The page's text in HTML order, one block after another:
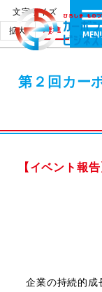
文字サイズ
拡大
標準
第２回カー
【イベント報
企業の持続的成